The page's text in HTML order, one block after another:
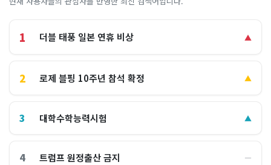
1 더블 태풍 일본 연휴 비상 ▲
2 로제 블핑 10주년 참석 확정 ▲
3 대학수학능력시험 ▲
4 트럼프 원정출산 금지 ―